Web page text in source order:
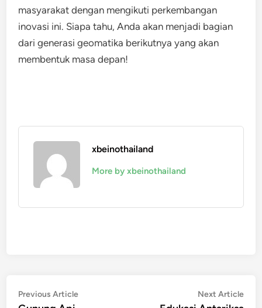
masyarakat dengan mengikuti perkembangan
inovasi ini. Siapa tahu, Anda akan menjadi bagian
dari generasi geomatika berikutnya yang akan
membentuk masa depan!
xbeinothailand
More by xbeinothailand
Navigasi
Previous ArticlePrevious
Next Article